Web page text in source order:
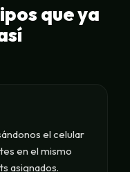
que ya
el celular
en el mismo
asignados.